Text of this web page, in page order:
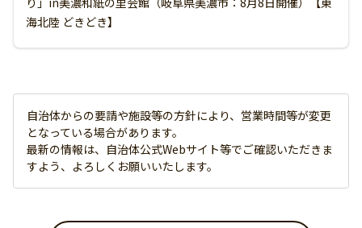
海北陸 どきどき】
自治体からの要請や施設等の方針により、営業時間等が変更
となっている場合があります。
最新の情報は、自治体公式Webサイト等でご確認いただきま
すよう、よろしくお願いいたします。